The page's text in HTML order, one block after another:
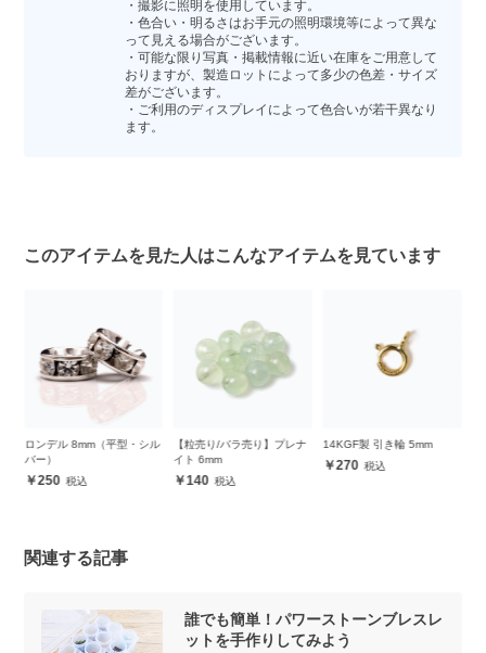
・撮影に照明を使用しています。
・色合い・明るさはお手元の照明環境等によって異な
って見える場合がございます。
・可能な限り写真・掲載情報に近い在庫をご用意して
おりますが、製造ロットによって多少の色差・サイズ
差がございます。
・ご利用のディスプレイによって色合いが若干異なり
ます。
このアイテムを見た人はこんなアイテムを見ています
ロンデル 8mm（平型・シル
バー）
250
【粒売り/バラ売り】プレナ
イト 6mm
140
14KGF製 引き輪 5mm
270
関連する記事
誰でも簡単！パワーストーンブレスレ
ットを手作りしてみよう